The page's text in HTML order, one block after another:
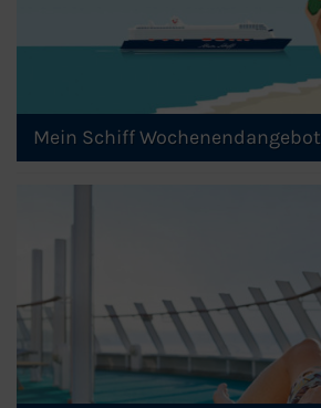
Mein Schiff Wochenendangebot